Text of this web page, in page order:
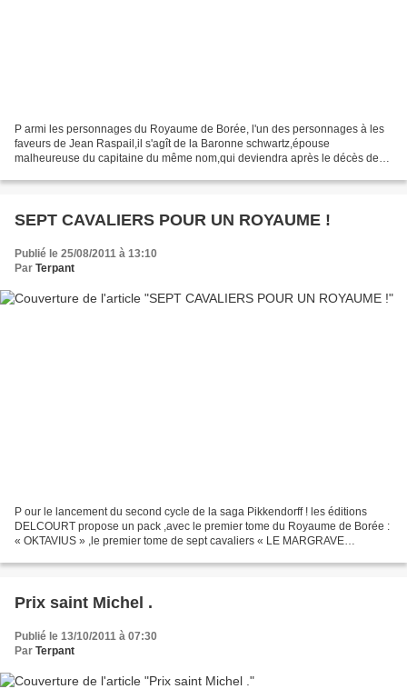
P armi les personnages du Royaume de Borée, l'un des personnages à les
faveurs de Jean Raspail,il s'agît de la Baronne schwartz,épouse
malheureuse du capitaine du même nom,qui deviendra après le décès de
SEPT CAVALIERS POUR UN ROYAUME !
Publié le 25/08/2011 à 13:10
Par Terpant
P our le lancement du second cycle de la saga Pikkendorff ! les éditions
DELCOURT propose un pack ,avec le premier tome du Royaume de Borée :
« OKTAVIUS » ,le premier tome de sept cavaliers « LE MARGRAVE
Prix saint Michel .
Publié le 13/10/2011 à 07:30
Par Terpant